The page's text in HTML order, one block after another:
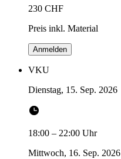
230 CHF
Preis inkl. Material
Anmelden
VKU
Dienstag, 15. Sep. 2026
18:00 – 22:00 Uhr
Mittwoch, 16. Sep. 2026